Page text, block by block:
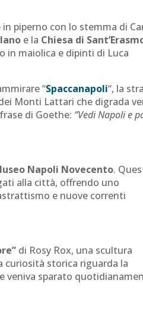
piperno con lo stemma di
e la Chiesa di
in maiolica e dipinti di Luca
“Spaccanapoli“, la
Monti Lattari che digrada
di Goethe: “Vedi Napoli e
Napoli Novecento.
alla città, offrendo uno
e nuove correnti
di Rosy Rox, una scultura
curiosità storica riguarda la
veniva sparato